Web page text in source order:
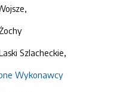
Szlacheckie,
Wykonawcy